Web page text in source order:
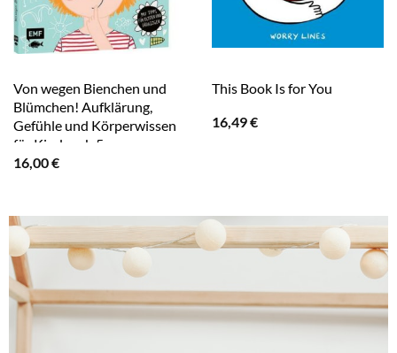
Von wegen Bienchen und
Blümchen! Aufklärung,
Gefühle und Körperwissen
für Kinder ab 5
16,00€
This Book Is for You
16,49€